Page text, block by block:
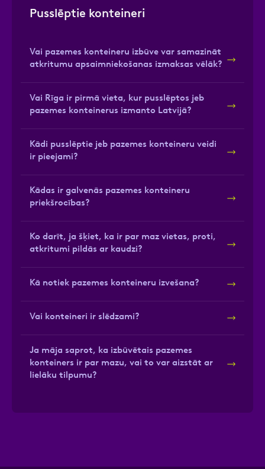
Pusslēptie konteineri
Vai pazemes konteineru izbūve var samazināt
atkritumu apsaimniekošanas izmaksas vēlāk?
Vai Rīga ir pirmā vieta, kur pusslēptos jeb
pazemes konteinerus izmanto Latvijā?
Kādi pusslēptie jeb pazemes konteineru veidi
ir pieejami?
Kādas ir galvenās pazemes konteineru
priekšrocības?
Ko darīt, ja šķiet, ka ir par maz vietas, proti,
atkritumi pildās ar kaudzi?
Kā notiek pazemes konteineru izvešana?
Vai konteineri ir slēdzami?
Ja māja saprot, ka izbūvētais pazemes
konteiners ir par mazu, vai to var aizstāt ar
lielāku tilpumu?